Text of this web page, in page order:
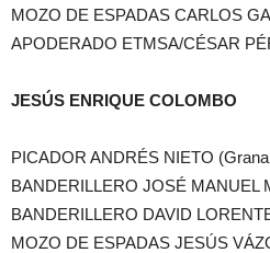
MOZO DE ESPADAS CARLOS
APODERADO ETMSA/CÉSAR
JESÚS ENRIQUE COLOMBO
PICADOR ANDRÉS NIETO
BANDERILLERO JOSÉ MANUEL
BANDERILLERO DAVID
MOZO DE ESPADAS JESÚS